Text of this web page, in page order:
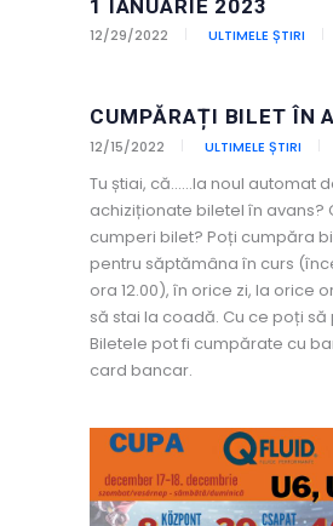
1 IANUARIE 2023
12/29/2022 ULTIMELE ȘTIRI
CUMPĂRAȚI BILET ÎN
12/15/2022 ULTIMELE ȘTIRI
Tu știai, că……la noul automat
achiziționate biletel în avans?
cumperi bilet? Poți cumpăra
pentru săptămâna în curs
ora 12.00), în orice zi, la orice
să stai la coadă. Cu ce poți să
Biletele pot fi cumpărate cu
card bancar.